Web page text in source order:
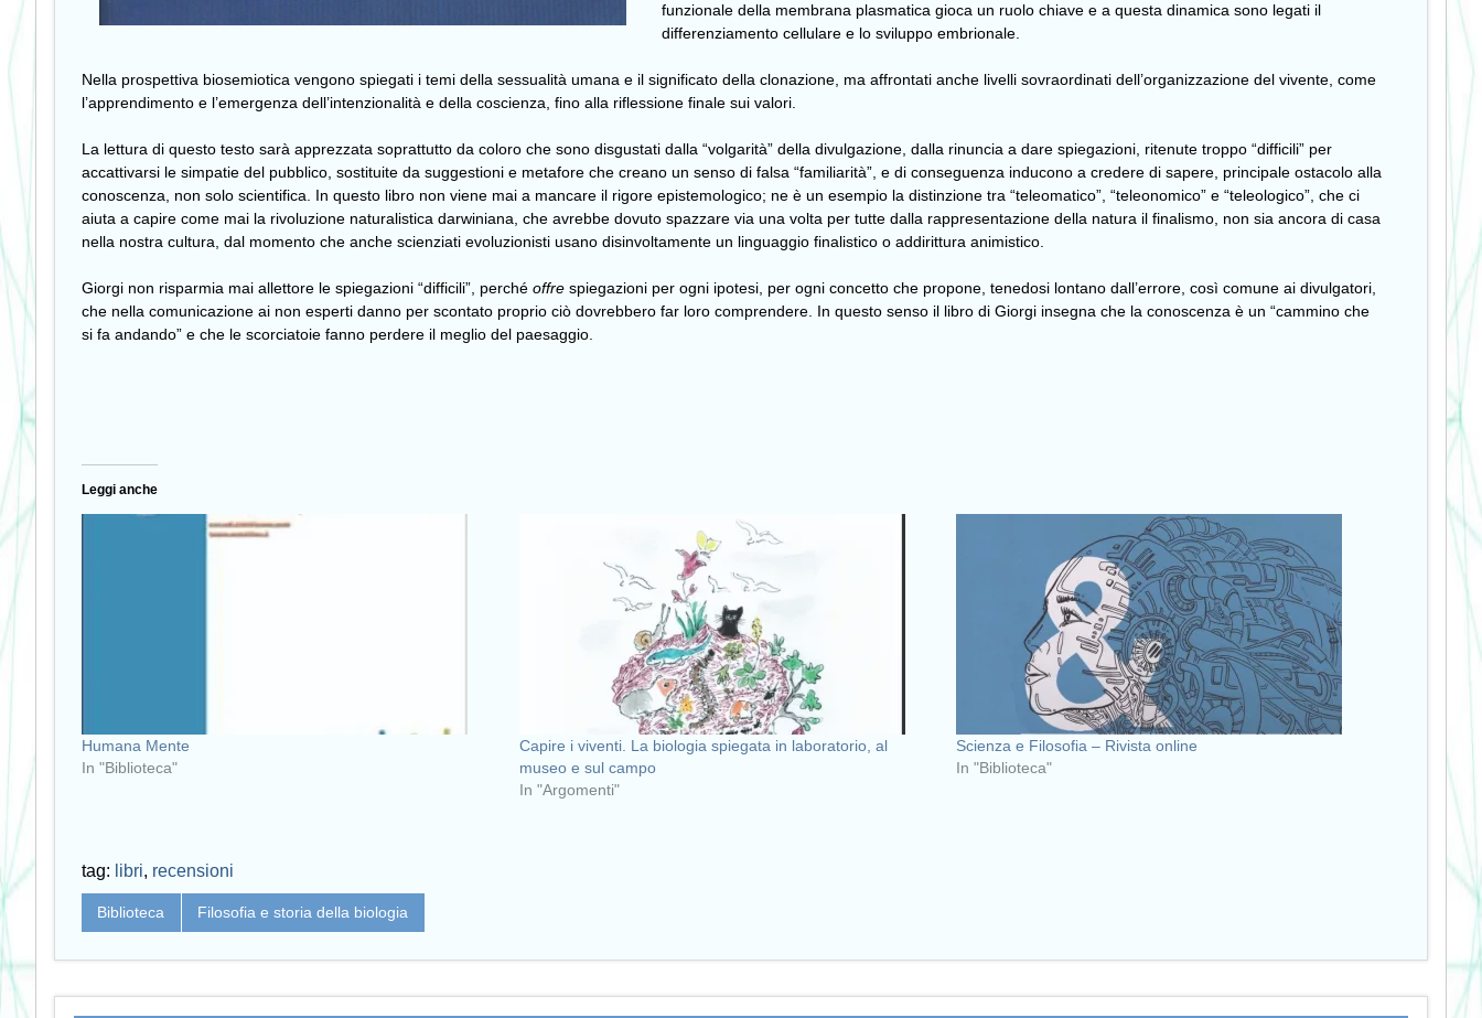
funzionale della membrana plasmatica gioca un ruolo chiave e a questa dinamica sono legati il
differenziamento cellulare e lo sviluppo embrionale.
Nella prospettiva biosemiotica vengono spiegati i temi della sessualità umana e il significato della clonazione, ma affrontati anche livelli sovraordinati dell’organizzazione del vivente, come
l’apprendimento e l’emergenza dell’intenzionalità e della coscienza, fino alla riflessione finale sui valori.
La lettura di questo testo sarà apprezzata soprattutto da coloro che sono disgustati dalla “volgarità” della divulgazione, dalla rinuncia a dare spiegazioni, ritenute troppo “difficili” per
accattivarsi le simpatie del pubblico, sostituite da suggestioni e metafore che creano un senso di falsa “familiarità”, e di conseguenza inducono a credere di sapere, principale ostacolo alla
conoscenza, non solo scientifica. In questo libro non viene mai a mancare il rigore epistemologico; ne è un esempio la distinzione tra “teleomatico”, “teleonomico” e “teleologico”, che ci
aiuta a capire come mai la rivoluzione naturalistica darwiniana, che avrebbe dovuto spazzare via una volta per tutte dalla rappresentazione della natura il finalismo, non sia ancora di casa
nella nostra cultura, dal momento che anche scienziati evoluzionisti usano disinvoltamente un linguaggio finalistico o addirittura animistico.
Giorgi non risparmia mai allettore le spiegazioni “difficili”, perché offre spiegazioni per ogni ipotesi, per ogni concetto che propone, tenedosi lontano dall’errore, così comune ai divulgatori,
che nella comunicazione ai non esperti danno per scontato proprio ciò dovrebbero far loro comprendere. In questo senso il libro di Giorgi insegna che la conoscenza è un “cammino che
si fa andando” e che le scorciatoie fanno perdere il meglio del paesaggio.
Leggi anche
Humana Mente
In "Biblioteca"
Capire i viventi. La biologia spiegata in laboratorio, al
museo e sul campo
In "Argomenti"
Scienza e Filosofia – Rivista online
In "Biblioteca"
tag: libri, recensioni
Biblioteca Filosofia e storia della biologia